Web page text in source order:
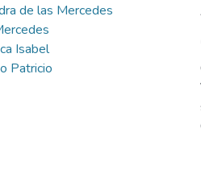
de las Mercedes
Isabel
Patricio